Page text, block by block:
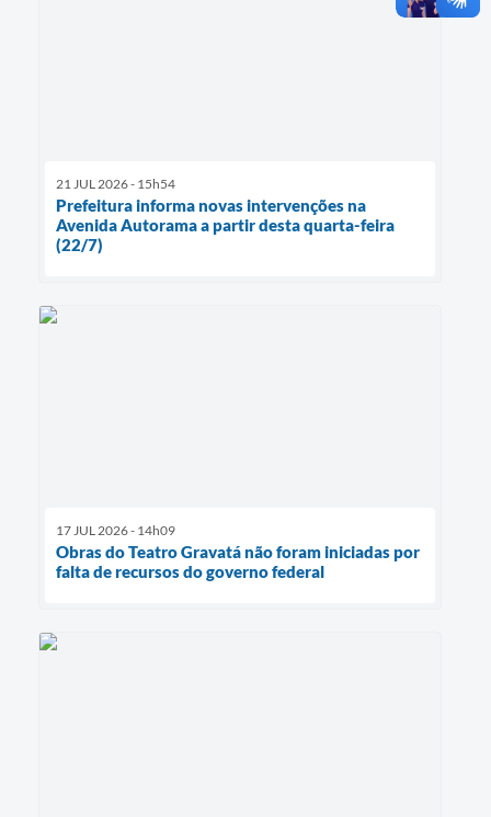
21 JUL 2026 - 15h54
Prefeitura informa novas intervenções na
Avenida Autorama a partir desta quarta-feira
(22/7)
17 JUL 2026 - 14h09
Obras do Teatro Gravatá não foram iniciadas por
falta de recursos do governo federal